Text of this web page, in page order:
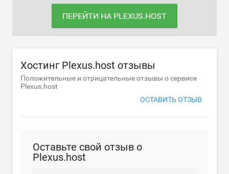
ПЕРЕЙТИ НА PLEXUS.HOST
Хостинг Plexus.host отзывы
Положительные и отрицательные отзывы о сервисе
Plexus.host
ОСТАВИТЬ ОТЗЫВ
Оставьте свой отзыв о
Plexus.host